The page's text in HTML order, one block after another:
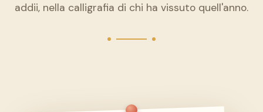
addii, nella calligrafia di chi ha vissuto quell'anno.